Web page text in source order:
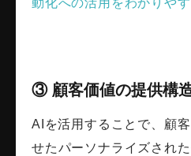
動化への活用をわかりや
③ 顧客価値の提供構
AIを活用することで、顧
せたパーソナライズされ